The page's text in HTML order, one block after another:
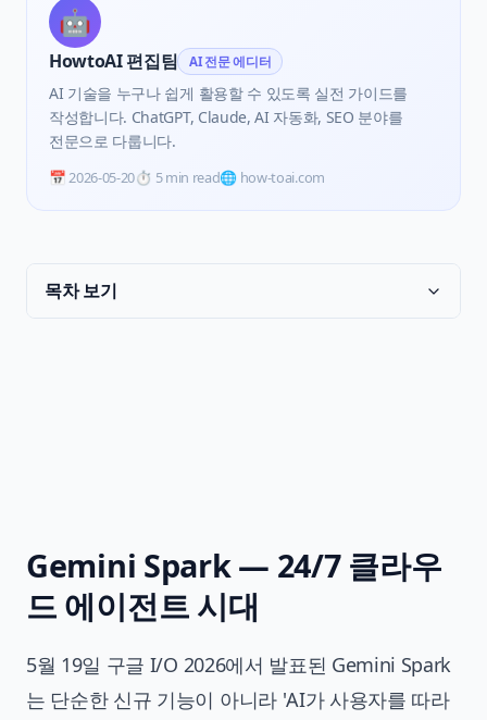
🤖
HowtoAI 편집팀 AI 전문 에디터
AI 기술을 누구나 쉽게 활용할 수 있도록 실전 가이드를
작성합니다. ChatGPT, Claude, AI 자동화, SEO 분야를
전문으로 다룹니다.
📅2026-05-20⏱️ 5 min read🌐 how-toai.com
목차 보기
Gemini Spark — 24/7 클라우
드 에이전트 시대
5월 19일 구글 I/O 2026에서 발표된 Gemini Spark
는 단순한 신규 기능이 아니라 'AI가 사용자를 따라